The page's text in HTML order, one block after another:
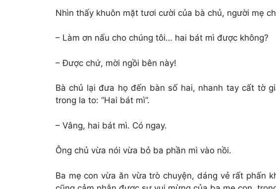
Nhìn thấy khuôn mặt tươi cười của bà chủ, người mẹ
– Làm ơn nấu cho chúng tôi… hai bát mì được không?
– Được chứ, mời ngồi bên này!
Bà chủ lại đưa họ đến bàn số hai, nhanh tay cất tờ
trong la to: “Hai bát mì”.
– Vâng, hai bát mì. Có ngay.
Ông chủ vừa nói vừa bỏ ba phần mì vào nồi.
Ba mẹ con vừa ăn vừa trò chuyện, dáng vẻ rất phấn